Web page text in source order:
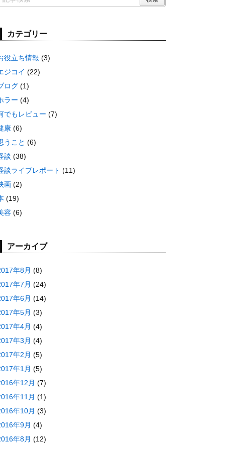
カテゴリー
役立ち情報 (3)
ジコイ (22)
ログ (1)
ラー (4)
でもレビュー (7)
康 (6)
うこと (6)
談 (38)
談ライブレポート (11)
画 (2)
(19)
容 (6)
アーカイブ
年8月 (8)
年7月 (24)
年6月 (14)
年5月 (3)
年4月 (4)
年3月 (4)
年2月 (5)
年1月 (5)
年12月 (7)
年11月 (1)
年10月 (3)
年9月 (4)
年8月 (12)